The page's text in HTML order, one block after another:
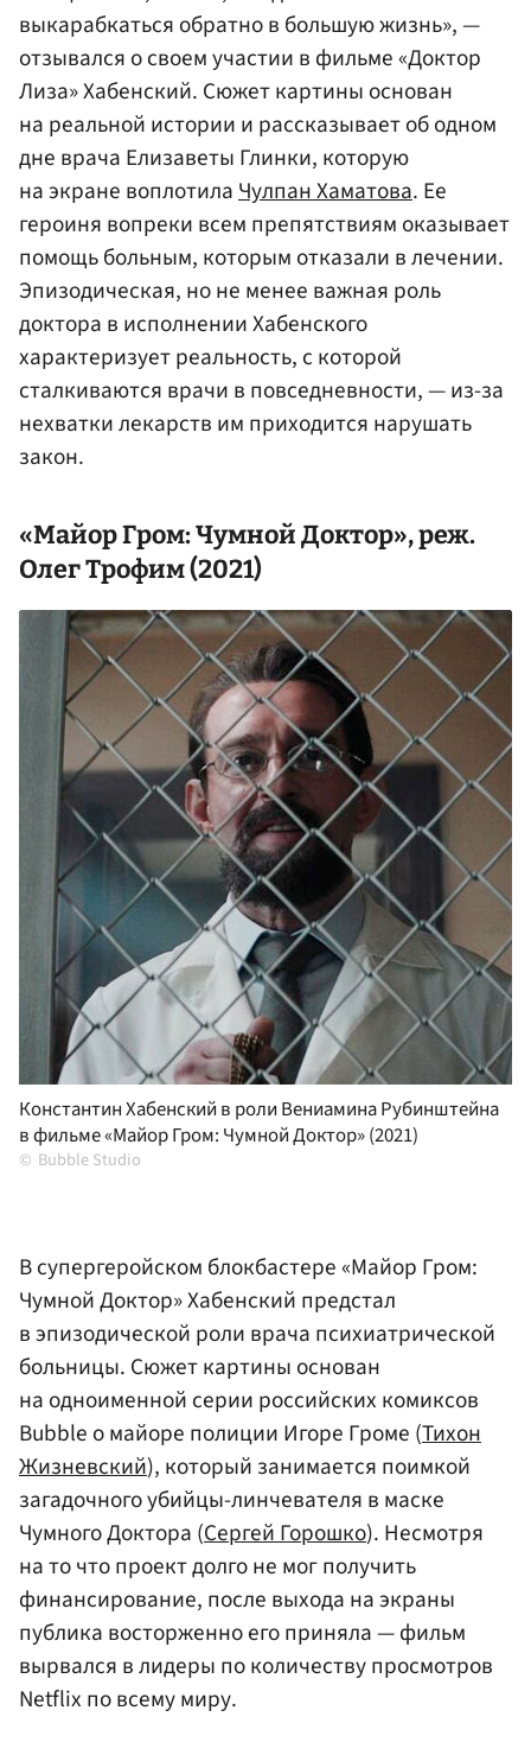
выкарабкаться обратно в большую жизнь», —
отзывался о своем участии в фильме «Доктор
Лиза» Хабенский. Сюжет картины основан
на реальной истории и рассказывает об одном
дне врача Елизаветы Глинки, которую
на экране воплотилаЧулпан Хаматова. Ее
героиня вопреки всем препятствиям оказывает
помощь больным, которым отказали в лечении.
Эпизодическая, но не менее важная роль
доктора в исполнении Хабенского
характеризует реальность, с которой
сталкиваются врачи в повседневности, — из-за
нехватки лекарств им приходится нарушать
закон.
«Майор Гром: Чумной Доктор», реж.
Олег Трофим(2021)
Константин Хабенский в роли Вениамина Рубинштейна
в фильме «Майор Гром: Чумной Доктор» (2021)
Bubble Studio
В супергеройском блокбастере «Майор Гром:
Чумной Доктор» Хабенский предстал
в эпизодической роли врача психиатрической
больницы. Сюжет картины основан
на одноименной серии российских комиксов
Bubble о майоре полиции Игоре Громе (Тихон
Жизневский), который занимается поимкой
загадочного убийцы-линчевателя в маске
Чумного Доктора (Сергей Горошко). Несмотря
на то что проект долго не мог получить
финансирование, после выхода на экраны
публика восторженно его приняла — фильм
вырвался в лидеры по количеству просмотров
Netflix по всему миру.